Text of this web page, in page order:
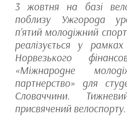
3 жовтня на базі
поблизу Ужгорода
п’ятий молодіжний
реалізується у
Норвезького
«Міжнародне
партнерство» для
Словаччини.
присвячений велоспорту.